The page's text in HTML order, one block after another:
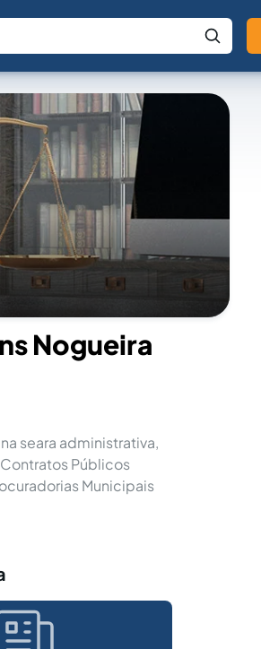
Fale com a IA Buscar no Jus
Nogueira
seara administrativa,
Públicos
Municipais